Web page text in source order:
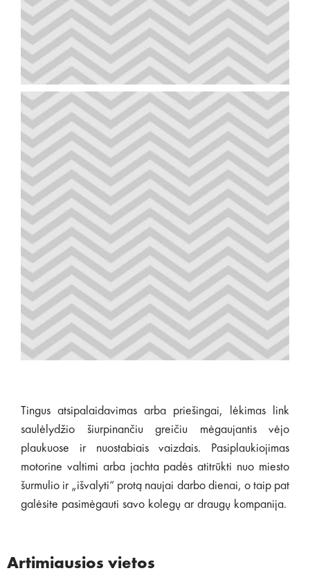
Tingus atsipalaidavimas arba priešingai, lėkimas link
saulėlydžio šiurpinančiu greičiu mėgaujantis vėjo
plaukuose ir nuostabiais vaizdais. Pasiplaukiojimas
motorine valtimi arba jachta padės atitrūkti nuo miesto
šurmulio ir „išvalyti“ protą naujai darbo dienai, o taip pat
galėsite pasimėgauti savo kolegų ar draugų kompanija.
Artimiausios vietos